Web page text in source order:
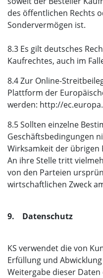
des öffentlichen Rechts
Sondervermögen ist.
8.3 Es gilt deutsches
Kaufrechtes, auch im
8.4 Zur Online-
Plattform der
werden: http://
8.5 Sollten einzelne
Geschäftsbedingungen
Wirksamkeit der
An ihre Stelle tritt
von den Parteien
wirtschaftlichen Zweck
9. Datenschutz
KS verwendet die von
Erfüllung und
Weitergabe dieser